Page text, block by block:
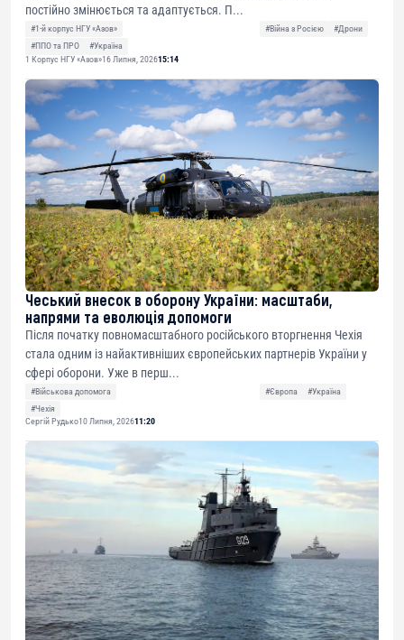
постійно змінюється та адаптується. П...
#1-й корпус НГУ «Азов» #Війна з Росією
#Дрони
#ППО та ПРО
#Україна
1 Корпус НГУ «Азов»16 Липня, 202615:14
Чеський внесок в оборону України: масштаби,
напрями та еволюція допомоги
Після початку повномасштабного російського вторгнення Чехія
стала одним із найактивніших європейських партнерів України у
сфері оборони. Уже в перш...
#Військова допомога #Європа
#Україна
#Чехія
Сергій Рудько10 Липня, 202611:20